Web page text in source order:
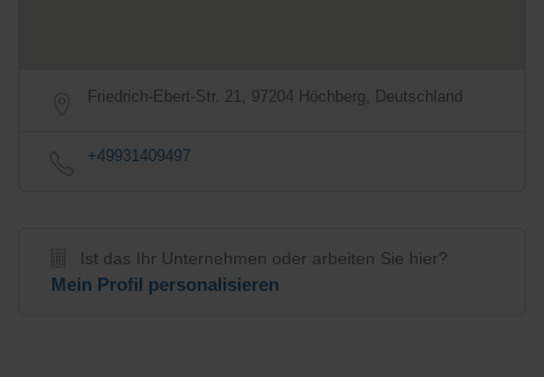
Friedrich-Ebert-Str. 21, 97204 Höchberg, Deutschland
+49931409497
Ist das Ihr Unternehmen oder arbeiten Sie hier?
Mein Profil personalisieren